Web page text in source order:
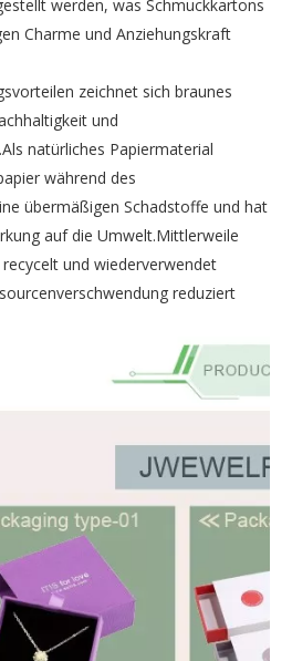
werden, was Schmuckkartons
Charme und Anziehungskraft
zeichnet sich braunes
und
natürliches Papiermaterial
während des
übermäßigen Schadstoffe und hat
auf die Umwelt.Mittlerweile
und wiederverwendet
reduziert